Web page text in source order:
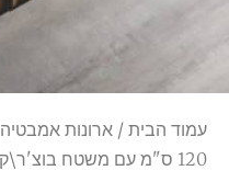
עמוד הבית / ארונות אמבטיה
120 ס"מ עם משטח בוצ'ר\קוריאן